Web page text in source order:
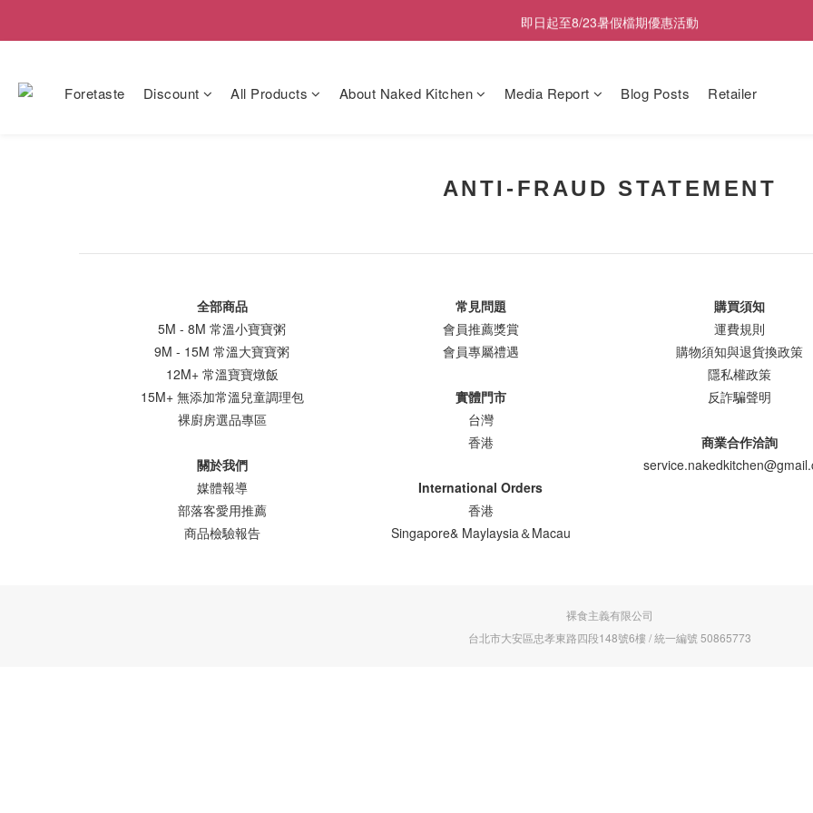
8/1起會員制度調整，升級條件更新
即日起至8/23暑假檔期優惠活動
8/1起會員制度調整，升級條件更新
Foretaste Discount All Products About Naked Kitchen Media Report Blog Posts Retailer
ANTI-FRAUD STATEMENT
全部商品
5M - 8M 常溫小寶寶粥
9M - 15M 常溫大寶寶粥
12M+ 常溫寶寶燉飯
15M+ 無添加常溫兒童調理包
裸廚房選品專區
關於我們
媒體報導
部落客愛用推薦
商品檢驗報告
常見問題
會員推薦獎賞
會員專屬禮遇
實體門市
台灣
香港
International Orders
香港
Singapore& Maylaysia＆Macau
購買須知
運費規則
購物須知與退貨換政策
隱私權政策
反詐騙聲明
商業合作洽詢
裸食主義有限公司
台北市大安區忠孝東路四段148號6樓 / 統一編號 50865773